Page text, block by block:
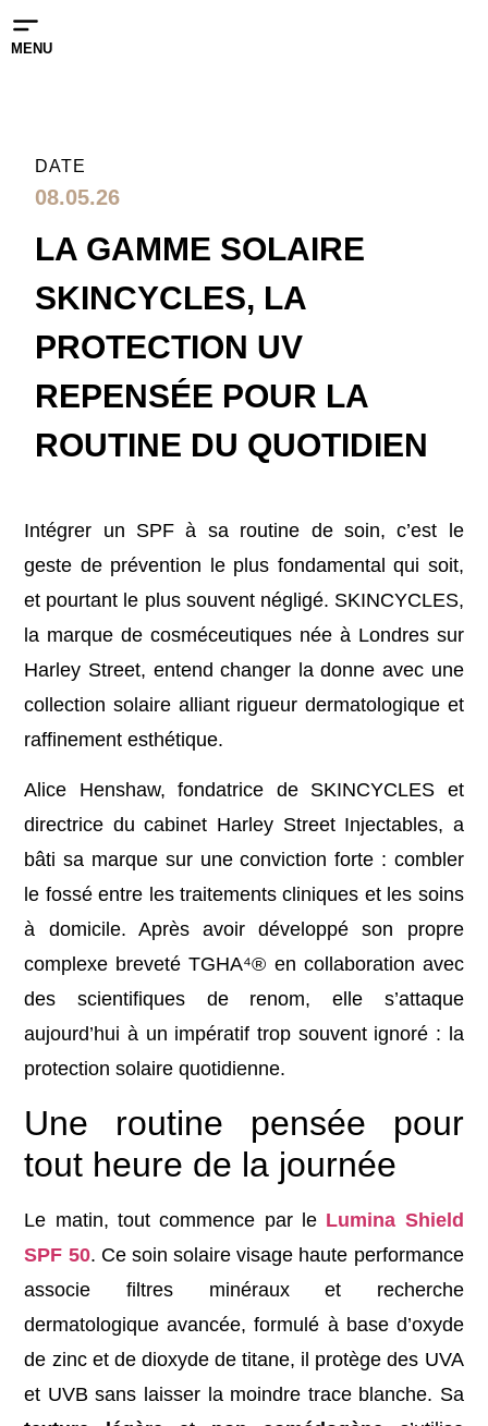
MENU
DATE
08.05.26
LA GAMME SOLAIRE
SKINCYCLES, LA
PROTECTION UV
REPENSÉE POUR LA
ROUTINE DU QUOTIDIEN
Intégrer un SPF à sa routine de soin, c’est le
geste de prévention le plus fondamental qui soit,
et pourtant le plus souvent négligé. SKINCYCLES,
la marque de cosméceutiques née à Londres sur
Harley Street, entend changer la donne avec une
collection solaire alliant rigueur dermatologique et
raffinement esthétique.
Alice Henshaw, fondatrice de SKINCYCLES et
directrice du cabinet Harley Street Injectables, a
bâti sa marque sur une conviction forte : combler
le fossé entre les traitements cliniques et les soins
à domicile. Après avoir développé son propre
complexe breveté TGHA⁴® en collaboration avec
des scientifiques de renom, elle s’attaque
aujourd’hui à un impératif trop souvent ignoré : la
protection solaire quotidienne.
Une routine pensée pour
tout heure de la journée
Le matin, tout commence par le Lumina Shield
SPF 50. Ce soin solaire visage haute performance
associe filtres minéraux et recherche
dermatologique avancée, formulé à base d’oxyde
de zinc et de dioxyde de titane, il protège des UVA
et UVB sans laisser la moindre trace blanche. Sa